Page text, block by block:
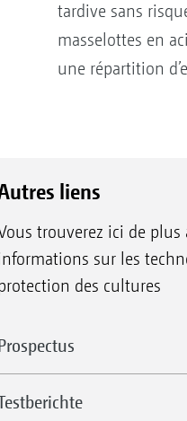
tardive sans
masselottes en
une répartition
liens
trouverez ici de plus
sur les
des cultures